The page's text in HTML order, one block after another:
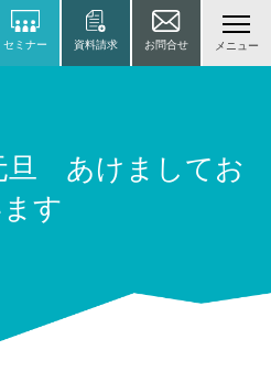
セミナー 資料請求 お問合せ メニュー
旦 あけましてお
す